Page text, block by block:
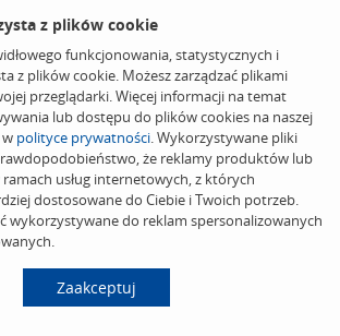
z plików cookie
funkcjonowania, statystycznych i
z plików cookie. Możesz zarządzać plikami
przeglądarki. Więcej informacji na temat
lub dostępu do plików cookies na naszej
polityce prywatności. Wykorzystywane pliki
że reklamy produktów lub
ramach usług internetowych, z których
dostosowane do Ciebie i Twoich potrzeb.
wykorzystywane do reklam spersonalizowanych
Zaakceptuj